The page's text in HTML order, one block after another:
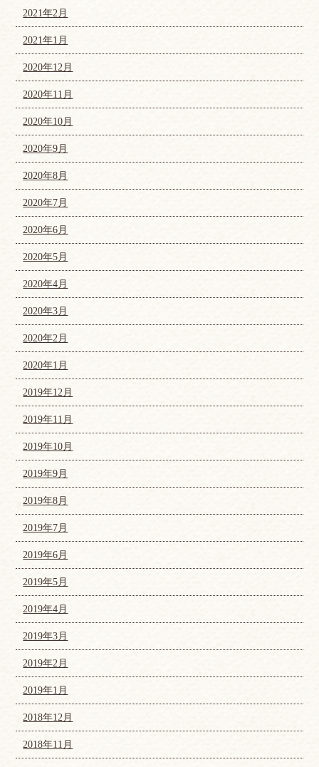
2021年2月
2021年1月
2020年12月
2020年11月
2020年10月
2020年9月
2020年8月
2020年7月
2020年6月
2020年5月
2020年4月
2020年3月
2020年2月
2020年1月
2019年12月
2019年11月
2019年10月
2019年9月
2019年8月
2019年7月
2019年6月
2019年5月
2019年4月
2019年3月
2019年2月
2019年1月
2018年12月
2018年11月